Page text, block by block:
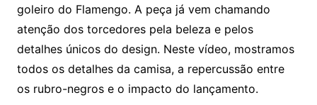
goleiro do Flamengo. A peça já vem chamando
atenção dos torcedores pela beleza e pelos
detalhes únicos do design. Neste vídeo, mostramos
todos os detalhes da camisa, a repercussão entre
os rubro-negros e o impacto do lançamento.